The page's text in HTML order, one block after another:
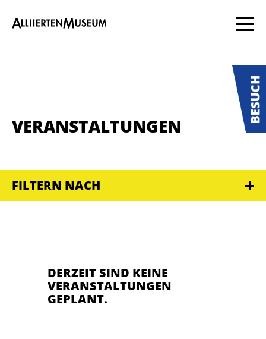
VERANSTALTUNGEN
FILTERN NACH
DERZEIT SIND KEINE
VERANSTALTUNGEN
GEPLANT.